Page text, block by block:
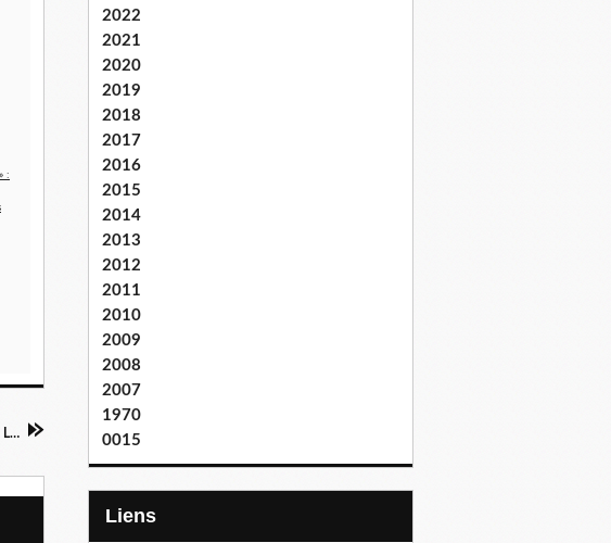
PACA : UNE GROSSE PLATE-FORME CARREFOUR BLOQUEE LE 5 NOVEMBRE
2022
2021
2020
2019
2018
2017
2016
2015
2014
2013
2012
2011
2010
2009
2008
2007
1970
0015
Liens